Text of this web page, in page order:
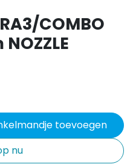
COMBO
toevoegen
nu